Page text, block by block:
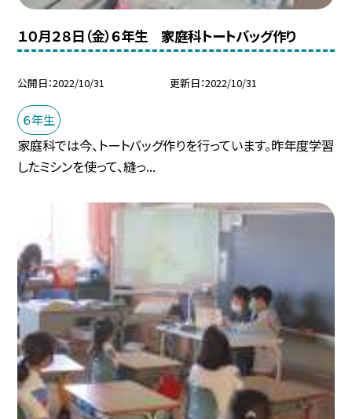
１０月２８日（金）６年生 家庭科トートバッグ作り
公開日 2022/10/31 更新日 2022/10/31
６年生
家庭科では今、トートバッグ作りを行っています。昨年度学習
したミシンを使って、縫っ...